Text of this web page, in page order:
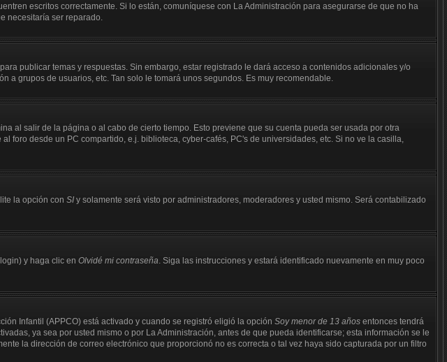
escritos correctamente. Si lo están, comuníquese con La Administración para asegurarse de que no ha
necesitaría ser reparado.
publicar temas y respuestas. Sin embargo, estar registrado le dará acceso a contenidos adicionales y/o
a grupos de usuarios, etc. Tan solo le tomará unos segundos. Es muy recomendable.
al salir de la página o al cabo de cierto tiempo. Esto previene que su cuenta pueda ser usada por otra
foro desde un PC compartido, e.j. biblioteca, cyber-cafés, PC's de universidades, etc. Si no ve la casilla,
la opción con SI y solamente será visto por administradores, moderadores y usted mismo. Será contabilizado
y haga clic en Olvidé mi contraseña. Siga las instrucciones y estará identificado nuevamente en muy poco
Infantil (APPCO) está activado y cuando se registró eligió la opción Soy menor de 13 años entonces tendrá
ya sea por usted mismo o por La Administración, antes de que pueda identificarse; esta información se le
la dirección de correo electrónico que proporcionó no es correcta o tal vez haya sido capturada por un filtro